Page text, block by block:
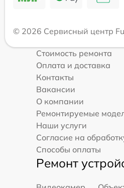
© 2026 Сервисный центр
Стоимость ремонта
Оплата и доставка
Контакты
Вакансии
О компании
Ремонтируемые
Наши услуги
Согласие на
Способы оплаты
Ремонт